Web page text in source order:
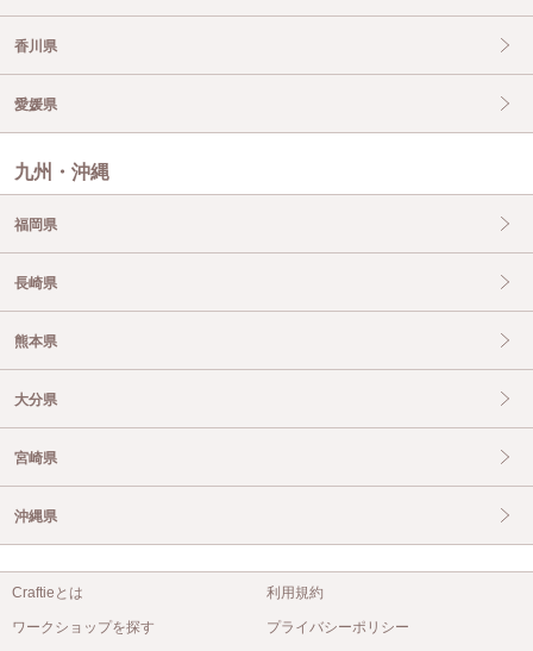
香川県
愛媛県
九州・沖縄
福岡県
長崎県
熊本県
大分県
宮崎県
沖縄県
Craftieとは
ワークショップを探す
利用規約
プライバシーポリシー